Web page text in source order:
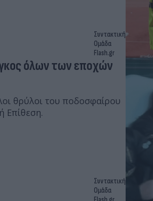
Συντακτική
Ομάδα
Flash.gr
όλων των εποχών
θρύλοι του ποδοσφαίρου
Επίθεση.
Συντακτική
Ομάδα